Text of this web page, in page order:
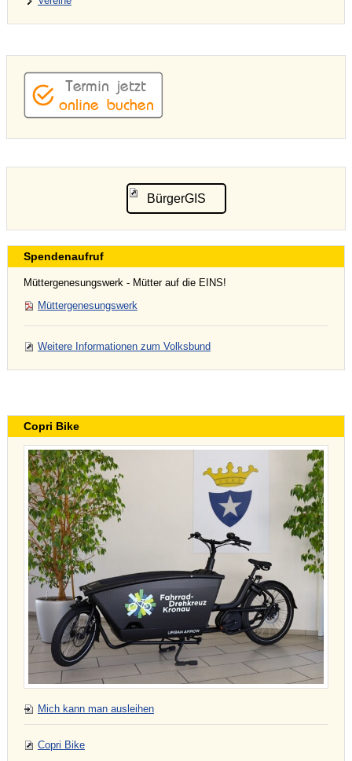
BürgerGIS
Spendenaufruf
Müttergenesungswerk - Mütter auf die EINS!
Müttergenesungswerk
Weitere Informationen zum Volksbund
Copri Bike
Mich kann man ausleihen
Copri Bike